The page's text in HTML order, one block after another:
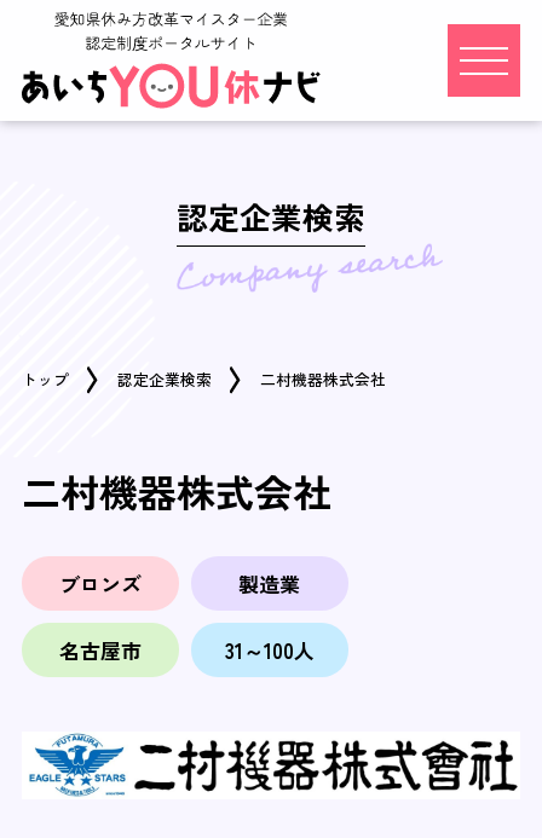
認定企業検索
トップ 認定企業検索 二村機器株式会社
二村機器株式会社
ブロンズ 製造業
名古屋市 31～100人